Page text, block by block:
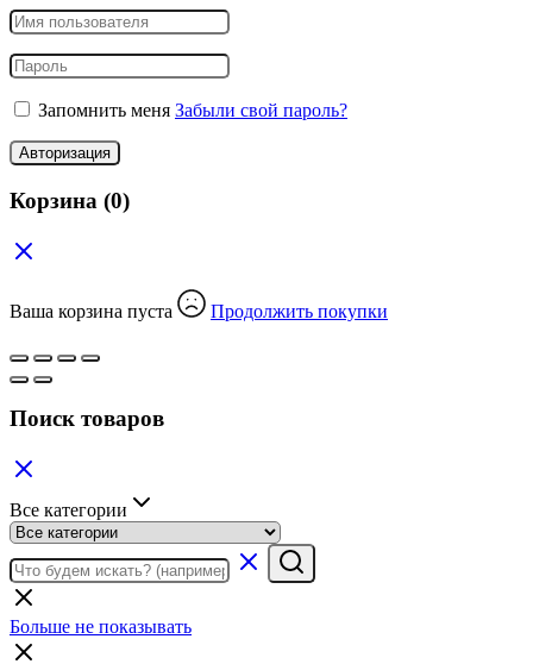
Запомнить меня Забыли свой пароль?
Авторизация
Корзина (0)
Ваша корзина пуста Продолжить покупки
Поиск товаров
Все категории
Больше не показывать